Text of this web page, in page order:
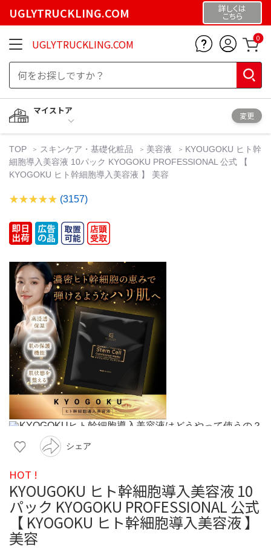
UGLYTRUCKLING.COM 詳しくは
こちら
UGLYTRUCKLING.COM 0
マイストア
変更
TOP スキンケア・基礎化粧品 美容液
KYOUGOKU ヒト幹
細胞導入美容液 10パック KYOGOKU PROFESSIONAL 公式 【
KYOGOKU ヒト幹細胞導入美容液 】 美容
(3157)
シェア
HOT !
KYOUGOKU ヒト幹細胞導入美容液 10
パック KYOGOKU PROFESSIONAL 公式
【 KYOGOKU ヒト幹細胞導入美容液 】
美容